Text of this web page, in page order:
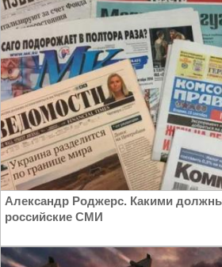
Александр Роджерс. Какими
российские СМИ